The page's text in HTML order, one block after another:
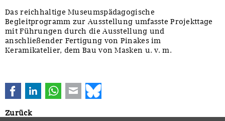
Das reichhaltige Museumspädagogische
Begleitprogramm zur Ausstellung umfasste Projekttage
mit Führungen durch die Ausstellung und
anschließender Fertigung von Pinakes im
Keramikatelier, dem Bau von Masken u. v. m.
FacebookLinkedInWhatsApp
E-mail
Zurück